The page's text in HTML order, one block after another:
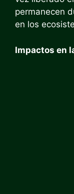
permanecen
en los
Impactos en